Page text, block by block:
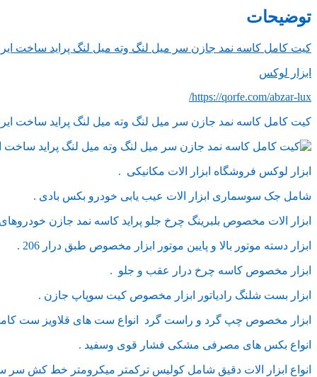
توضیحات
کیت کامل کاسه نمد جازن سر میل لنگ وته میل لنگ پراید ساخت
ابزار لوکس
https://qorfe.com/abzar-lux/
کیت کامل کاسه نمد جازن سر میل لنگ وته میل لنگ پراید ساخت
ابزار لوکس فروشگاه ابزار الات مکانیکی .
شامل جک سوسماری ابزار الات عیب یابی خودرو بکس بادی .
ابزار الات مخصوص بلبرینگ چرخ جلو پراید کاسه نمد جازن خودروهای
ابزار دسته موتور بالا و پایین موتور ابزار مخصوص طبق درار 206 .
ابزار مخصوص کاسه چرخ درار عقب و جلو .
ابزار بست شلنگ رادیاتور ابزار مخصوص کیت سوپاپ جازن .
ابزار مخصوص چپ گرد و راست گرد انواع ست های قلاویز ست
انواع بکس های مصرفی مشکی فشار قوی وسفید .
انواع ابزار الات دقیق شامل کولیس ترکمتر میکرومتر خط کش سر